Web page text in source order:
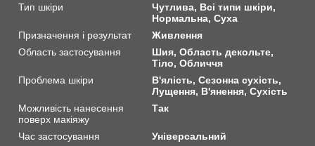
Тип шкіри
Чутлива, Всі типи шкіри,
Нормальна, Суха
Призначення і результат
Живлення
Область застосування
Шия, Область декольте,
Тіло, Обличчя
Проблема шкіри
В'ялість, Сезонна сухість,
Лущення, В'янення, Сухість
Можливість нанесення
поверх макіяжу
Так
Час застосування
Універсальний